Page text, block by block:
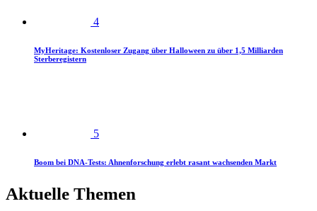
4
MyHeritage: Kostenloser Zugang über Halloween zu über 1,5 Milliarden
Sterberegistern
5
Boom bei DNA-Tests: Ahnenforschung erlebt rasant wachsenden Markt
Aktuelle Themen